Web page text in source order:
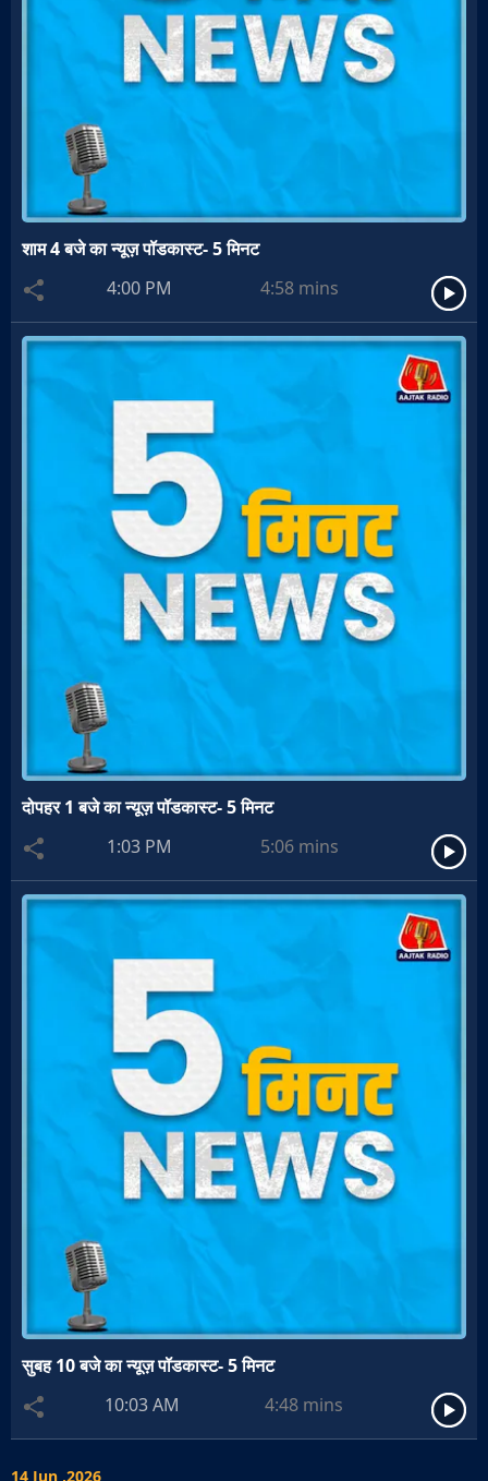
शाम 4 बजे का न्यूज़ पॉडकास्ट- 5 मिनट
4:00 PM
4:58 mins
दोपहर 1 बजे का न्यूज़ पॉडकास्ट- 5 मिनट
1:03 PM
5:06 mins
सुबह 10 बजे का न्यूज़ पॉडकास्ट- 5 मिनट
10:03 AM
4:48 mins
14 Jun ,2026